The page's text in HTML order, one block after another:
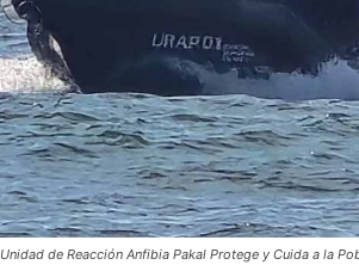
Unidad de Reacción Anfibia Pakal Protege y Cuida a la